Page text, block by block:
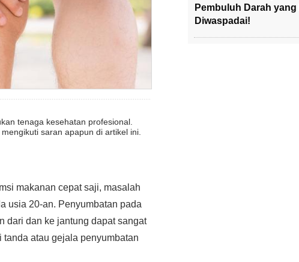
tenaga kesehatan profesional.
saran apapun di artikel ini.
makanan cepat saji, masalah
usia 20-an. Penyumbatan pada
dari dan ke jantung dapat sangat
atau gejala penyumbatan
Pembuluh Darah yang
Diwaspadai!